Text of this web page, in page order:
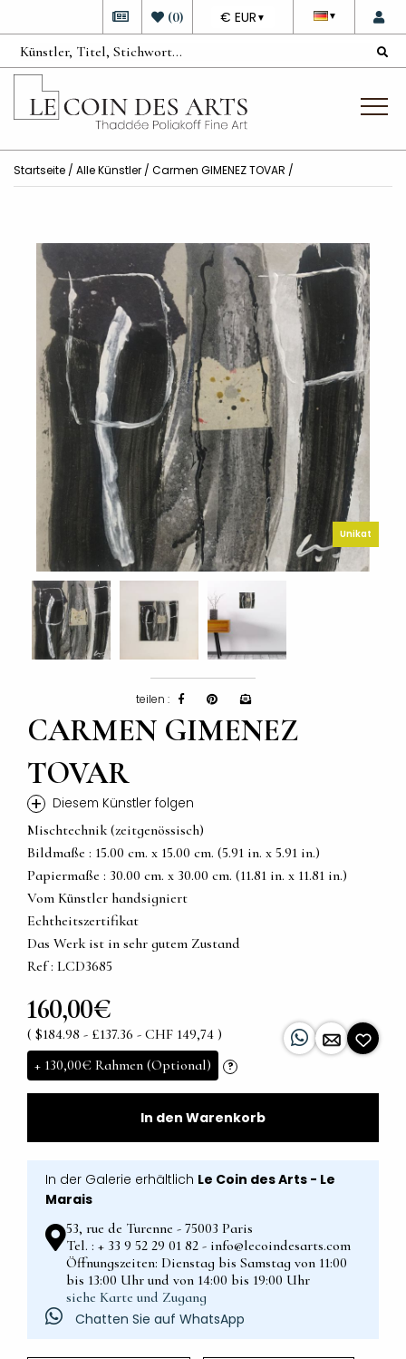
▼
DEVISE
€ EUR ▼
(0)
Startseite / Alle Künstler / Carmen GIMENEZ TOVAR /
Unikat
teilen :
CARMEN GIMENEZ
TOVAR
+ Diesem Künstler folgen
Mischtechnik (zeitgenössisch)
Bildmaße : 15.00 cm. x 15.00 cm. (5.91 in. x 5.91 in.)
Papiermaße : 30.00 cm. x 30.00 cm. (11.81 in. x 11.81 in.)
Vom Künstler handsigniert
Echtheitszertifikat
Das Werk ist in sehr gutem Zustand
Ref : LCD3685
160,00€
( $184.98 - £137.36 - CHF 149,74 )
+ 130,00€ Rahmen (Optional) ?
In den Warenkorb
In der Galerie erhältlich Le Coin des Arts - Le
Marais
53, rue de Turenne - 75003 Paris
Tel. : + 33 9 52 29 01 82 - info@lecoindesarts.com
Öffnungszeiten: Dienstag bis Samstag von 11:00
bis 13:00 Uhr und von 14:00 bis 19:00 Uhr
siehe Karte und Zugang
Chatten Sie auf WhatsApp